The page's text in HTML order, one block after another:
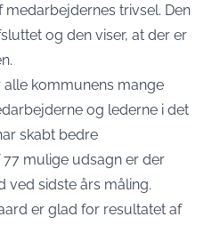
trivsel. Den
og den viser, at der er
kommunens mange
og lederne i det
skabt bedre
mulige udsagn er der
ved sidste års måling.
er glad for resultatet af